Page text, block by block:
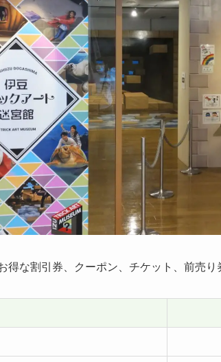
得な割引券、クーポン、チケット、前売り